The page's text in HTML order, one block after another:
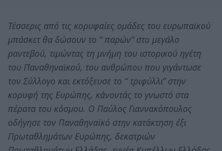
Τέσσερις από τις κορυφαίες ομάδες του ευρωπαϊκού
μπάσκετ θα δώσουν το “ παρών” στο μεγάλο
ραντεβού, τιμώντας τη μνήμη του ιστορικού ηγέτη
του Παναθηναϊκού, του ανθρώπου που γιγάντωσε
τον Σύλλογο και εκτόξευσε το “ τριφύλλι” στην
κορυφή της Ευρώπης, κάνοντάς το γνωστό στα
πέρατα του κόσμου. Ο Παύλος Γιαννακόπουλος
οδήγησε τον Παναθηναϊκό στην κατάκτηση έξι
Πρωταθλημάτων Ευρώπης, δεκατριών